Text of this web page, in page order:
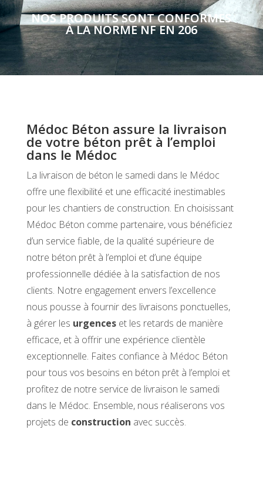
NOS PRODUITS SONT CONFORMES
À LA NORME NF EN 206
Médoc Béton assure la livraison
de votre béton prêt à l’emploi
dans le Médoc
La livraison de béton le samedi dans le Médoc
offre une flexibilité et une efficacité inestimables
pour les chantiers de construction. En choisissant
Médoc Béton comme partenaire, vous bénéficiez
d’un service fiable, de la qualité supérieure de
notre béton prêt à l’emploi et d’une équipe
professionnelle dédiée à la satisfaction de nos
clients. Notre engagement envers l’excellence
nous pousse à fournir des livraisons ponctuelles,
à gérer les urgenceset les retards de manière
efficace, et à offrir une expérience clientèle
exceptionnelle. Faites confiance à Médoc Béton
pour tous vos besoins en béton prêt à l’emploi et
profitez de notre service de livraison le samedi
dans le Médoc. Ensemble, nous réaliserons vos
projets de construction avec succès.